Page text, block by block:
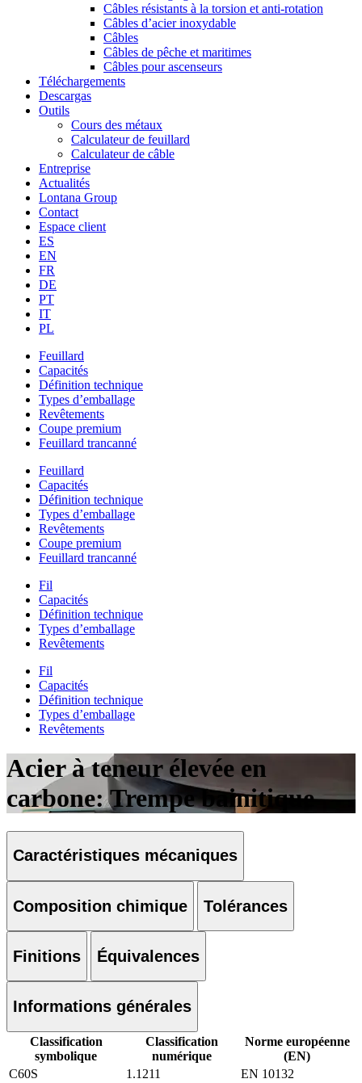
Câbles résistants à la torsion et anti-rotation
Câbles d’acier inoxydable
Câbles
Câbles de pêche et maritimes
Câbles pour ascenseurs
Téléchargements
Descargas
Outils
Cours des métaux
Calculateur de feuillard
Calculateur de câble
Entreprise
Actualités
Lontana Group
Contact
Espace client
ES
EN
FR
DE
PT
IT
PL
Feuillard
Capacités
Définition technique
Types d’emballage
Revêtements
Coupe premium
Feuillard trancanné
Feuillard
Capacités
Définition technique
Types d’emballage
Revêtements
Coupe premium
Feuillard trancanné
Fil
Capacités
Définition technique
Types d’emballage
Revêtements
Fil
Capacités
Définition technique
Types d’emballage
Revêtements
Acier à teneur élevée en
carbone: Trempe bainitique
Caractéristiques mécaniques
Composition chimique Tolérances
Finitions Équivalences
Informations générales
Classification
symbolique
Classification
numérique
Norme européenne
(EN)
C60S
1.1211
EN 10132